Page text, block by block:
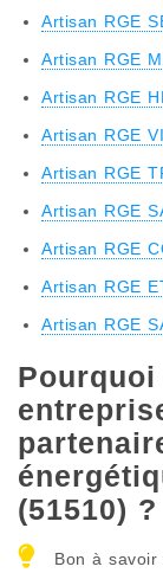
Artisan RGE
Artisan RGE
Artisan RGE
Artisan RGE
Artisan RGE
Artisan RGE
Artisan RGE
Artisan RGE
Artisan RGE
(51510) ?
Bon à savoir